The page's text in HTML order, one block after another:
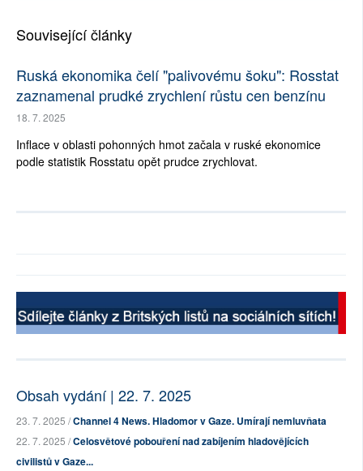
Související články
Ruská ekonomika čelí "palivovému šoku": Rosstat
zaznamenal prudké zrychlení růstu cen benzínu
18. 7. 2025
Inflace v oblasti pohonných hmot začala v ruské ekonomice
podle statistik Rosstatu opět prudce zrychlovat.
Obsah vydání | 22. 7. 2025
23. 7. 2025 /Channel 4 News. Hladomor v Gaze. Umírají nemluvňata
22. 7. 2025 /Celosvětové pobouření nad zabíjením hladovějících
civilistů v Gaze...